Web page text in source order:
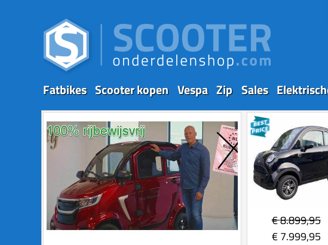
Fatbikes Scooter kopen Vespa Zip Sales
€8.899,95
€7.999,95